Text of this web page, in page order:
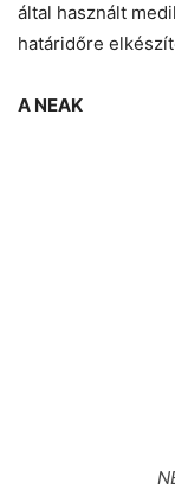
által használt
határidőre
A NEAK